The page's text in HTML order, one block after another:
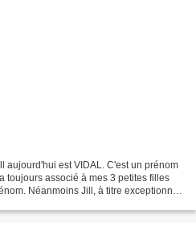
aujourd'hui est VIDAL. C'est un prénom
toujours associé à mes 3 petites filles
Néanmoins Jill, à titre exceptionnel,